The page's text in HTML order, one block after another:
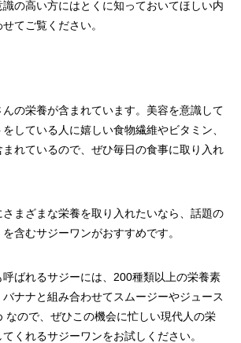
識の高い方にはとくに知っておいてほしい内
てご覧ください。
の栄養が含まれています。美容を意識して
している人に嬉しい食物繊維やビタミン、
まれているので、ぜひ毎日の食事に取り入れ
まざまな栄養を取り入れたいなら、話題の
含むサジーワンがおすすめです。
呼ばれるサジーには、200種類以上の栄養素
ナナと組み合わせてスムージーやジュース
なので、ぜひこの機会に忙しい現代人の栄
くれるサジーワンをお試しください。